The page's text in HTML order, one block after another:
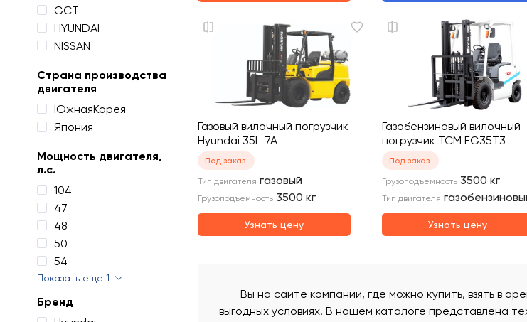
GCT
HYUNDAI
NISSAN
Страна производства
двигателя
ЮжнаяКорея
Япония
Мощность двигателя,
л.с.
104
47
48
50
54
Показать еще 1
Бренд
Газовый вилочный погрузчик
Hyundai 35L-7A
Под заказ
Тип двигателя газовый
Грузоподъемность 3500 кг
Узнать цену
Газобензиновый вилочный
погрузчик TCM FG35T3
Под заказ
Грузоподъемность 3500 кг
Тип двигателя
Узнать цену
Вы на сайте компании, где можно купить, взять в
выгодных условиях. В нашем каталоге представлена